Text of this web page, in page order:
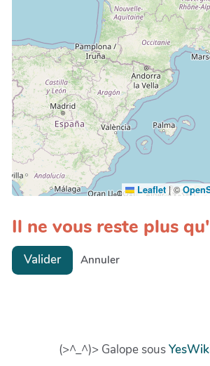
Leaflet |©
Il ne vous reste plus
Valider Annuler
(>^_^)> Galope sous